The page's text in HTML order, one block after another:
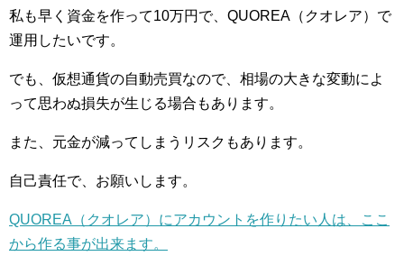
私も早く資金を作って10万円で、QUOREA（クオレア）で
運用したいです。
でも、仮想通貨の自動売買なので、相場の大きな変動によ
って思わぬ損失が生じる場合もあります。
また、元金が減ってしまうリスクもあります。
自己責任で、お願いします。
QUOREA（クオレア）にアカウントを作りたい人は、ここ
から作る事が出来ます。